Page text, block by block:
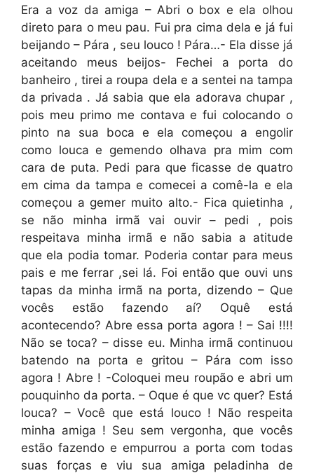
Era a voz da amiga – Abri o box e ela olhou
direto para o meu pau. Fui pra cima dela e já fui
beijando – Pára , seu louco ! Pára…- Ela disse já
aceitando meus beijos- Fechei a porta do
banheiro , tirei a roupa dela e a sentei na tampa
da privada . Já sabia que ela adorava chupar ,
pois meu primo me contava e fui colocando o
pinto na sua boca e ela começou a engolir
como louca e gemendo olhava pra mim com
cara de puta. Pedi para que ficasse de quatro
em cima da tampa e comecei a comê-la e ela
começou a gemer muito alto.- Fica quietinha ,
se não minha irmã vai ouvir – pedi , pois
respeitava minha irmã e não sabia a atitude
que ela podia tomar. Poderia contar para meus
pais e me ferrar ,sei lá. Foi então que ouvi uns
tapas da minha irmã na porta, dizendo – Que
vocês estão fazendo aí? Oquê está
acontecendo? Abre essa porta agora ! – Sai !!!!
Não se toca? – disse eu. Minha irmã continuou
batendo na porta e gritou – Pára com isso
agora ! Abre ! -Coloquei meu roupão e abri um
pouquinho da porta. – Oque é que vc quer? Está
louca? – Você que está louco ! Não respeita
minha amiga ! Seu sem vergonha, que vocês
estão fazendo e empurrou a porta com todas
suas forças e viu sua amiga peladinha de